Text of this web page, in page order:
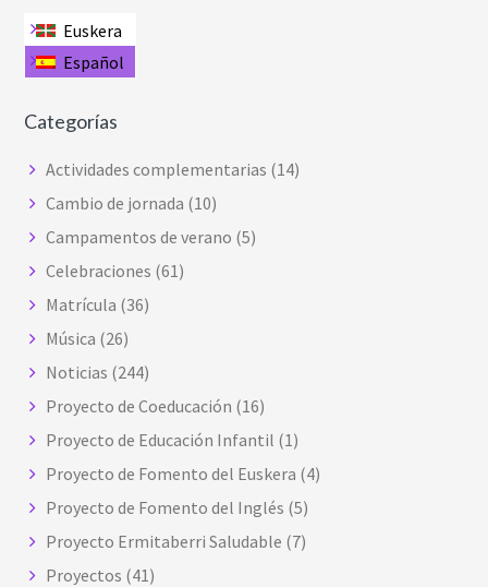
Euskera
Español
Categorías
Actividades complementarias (14)
Cambio de jornada (10)
Campamentos de verano (5)
Celebraciones (61)
Matrícula (36)
Música (26)
Noticias (244)
Proyecto de Coeducación (16)
Proyecto de Educación Infantil (1)
Proyecto de Fomento del Euskera (4)
Proyecto de Fomento del Inglés (5)
Proyecto Ermitaberri Saludable (7)
Proyectos (41)